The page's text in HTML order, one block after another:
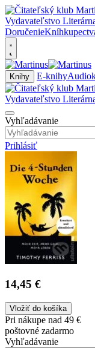
Doručenie
Knihy E-knihy
Vyhľadávanie
Prihlásiť
14,45 €
Vložiť do košíka
Pri nákupe nad 49 €
poštovné zadarmo
Vyhľadávanie